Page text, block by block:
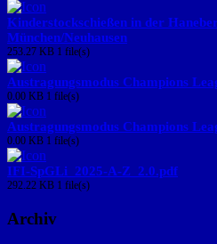
Kinderstockschießen in der
München/Neuhausen
253.27 KB 1 file(s)
Austragungsmodus Champions
0.00 KB 1 file(s)
Austragungsmodus Champions
0.00 KB 1 file(s)
IFI-SpGLi_2025-A-Z_2.0.pdf
292.22 KB 1 file(s)
Archiv